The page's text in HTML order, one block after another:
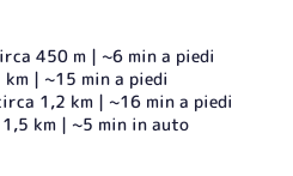
450 m | ~6 min a piedi
| ~15 min a piedi
1,2 km | ~16 min a piedi
km | ~5 min in auto